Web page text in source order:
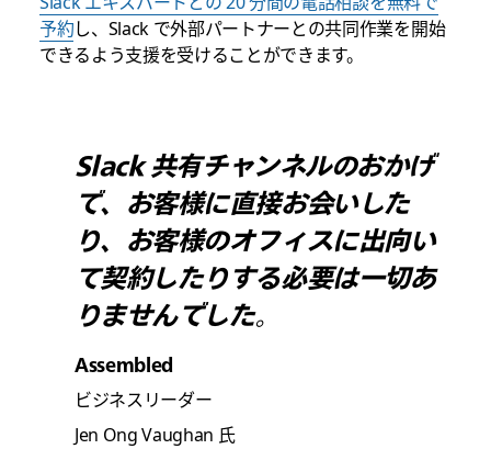
予約し、Slack で外部パートナーとの共同作業を開始
できるよう支援を受けることができます。
Slack 共有チャンネルのおかげ
で、お客様に直接お会いした
り、お客様のオフィスに出向い
て契約したりする必要は一切あ
りませんでした。
Assembled
ビジネスリーダー
Jen Ong Vaughan 氏